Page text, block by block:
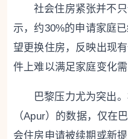
社会住房紧张并不
示，约30%的申请家庭
望更换住房，反映出现
件上难以满足家庭变化需
巴黎压力尤为突出
（Apur）的数据，仅在
会住房申请被续期或新